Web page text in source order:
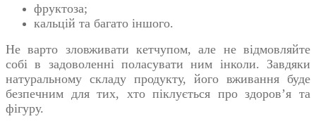
фруктоза;
кальцій та багато іншого.
Не варто зловживати кетчупом, але не відмовляйте
собі в задоволенні поласувати ним інколи. Завдяки
натуральному складу продукту, його вживання буде
безпечним для тих, хто піклується про здоров’я та
фігуру.